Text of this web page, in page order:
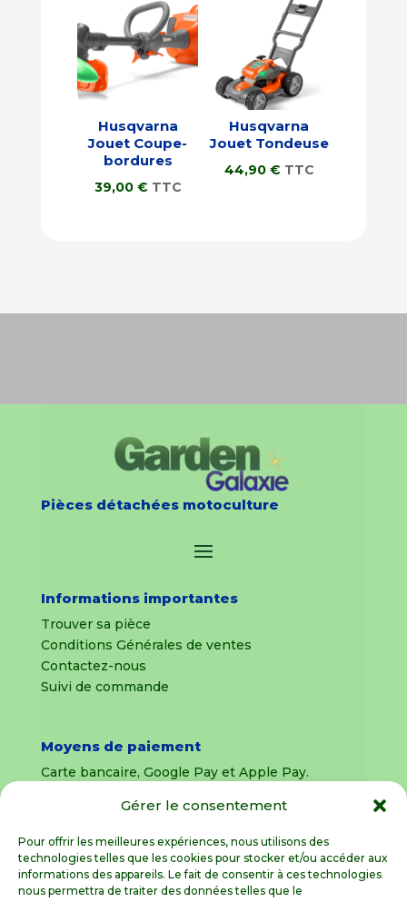
Gérer le consentement
Pour offrir les meilleures expériences, nous utilisons des
technologies telles que les cookies pour stocker et/ou accéder aux
informations des appareils. Le fait de consentir à ces technologies
nous permettra de traiter des données telles que le
Husqvarna
Jouet Coupe-
bordures
39,00 € TTC
Husqvarna
Jouet Tondeuse
44,90 € TTC
Pièces détachées motoculture
Informations importantes
Trouver sa pièce
Conditions Générales de ventes
Contactez-nous
Suivi de commande
Moyens de paiement
Carte bancaire, Google Pay et Apple Pay.
uniquement
Livraison sous 8 jours pour les pièces
détachées